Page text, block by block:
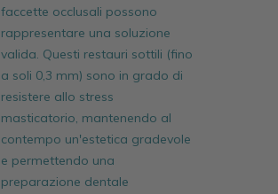
faccette occlusali possono
rappresentare una soluzione
valida. Questi restauri sottili (fino
a soli 0,3 mm) sono in grado di
resistere allo stress
masticatorio, mantenendo al
contempo un'estetica gradevole
e permettendo una
preparazione dentale